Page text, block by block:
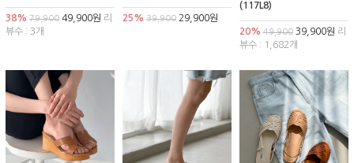
38% 79,900 49,900원 리
뷰수 : 3개
25% 39,90029,900원
(117L8)
20% 49,90039,900원 리
뷰수 : 1,682개